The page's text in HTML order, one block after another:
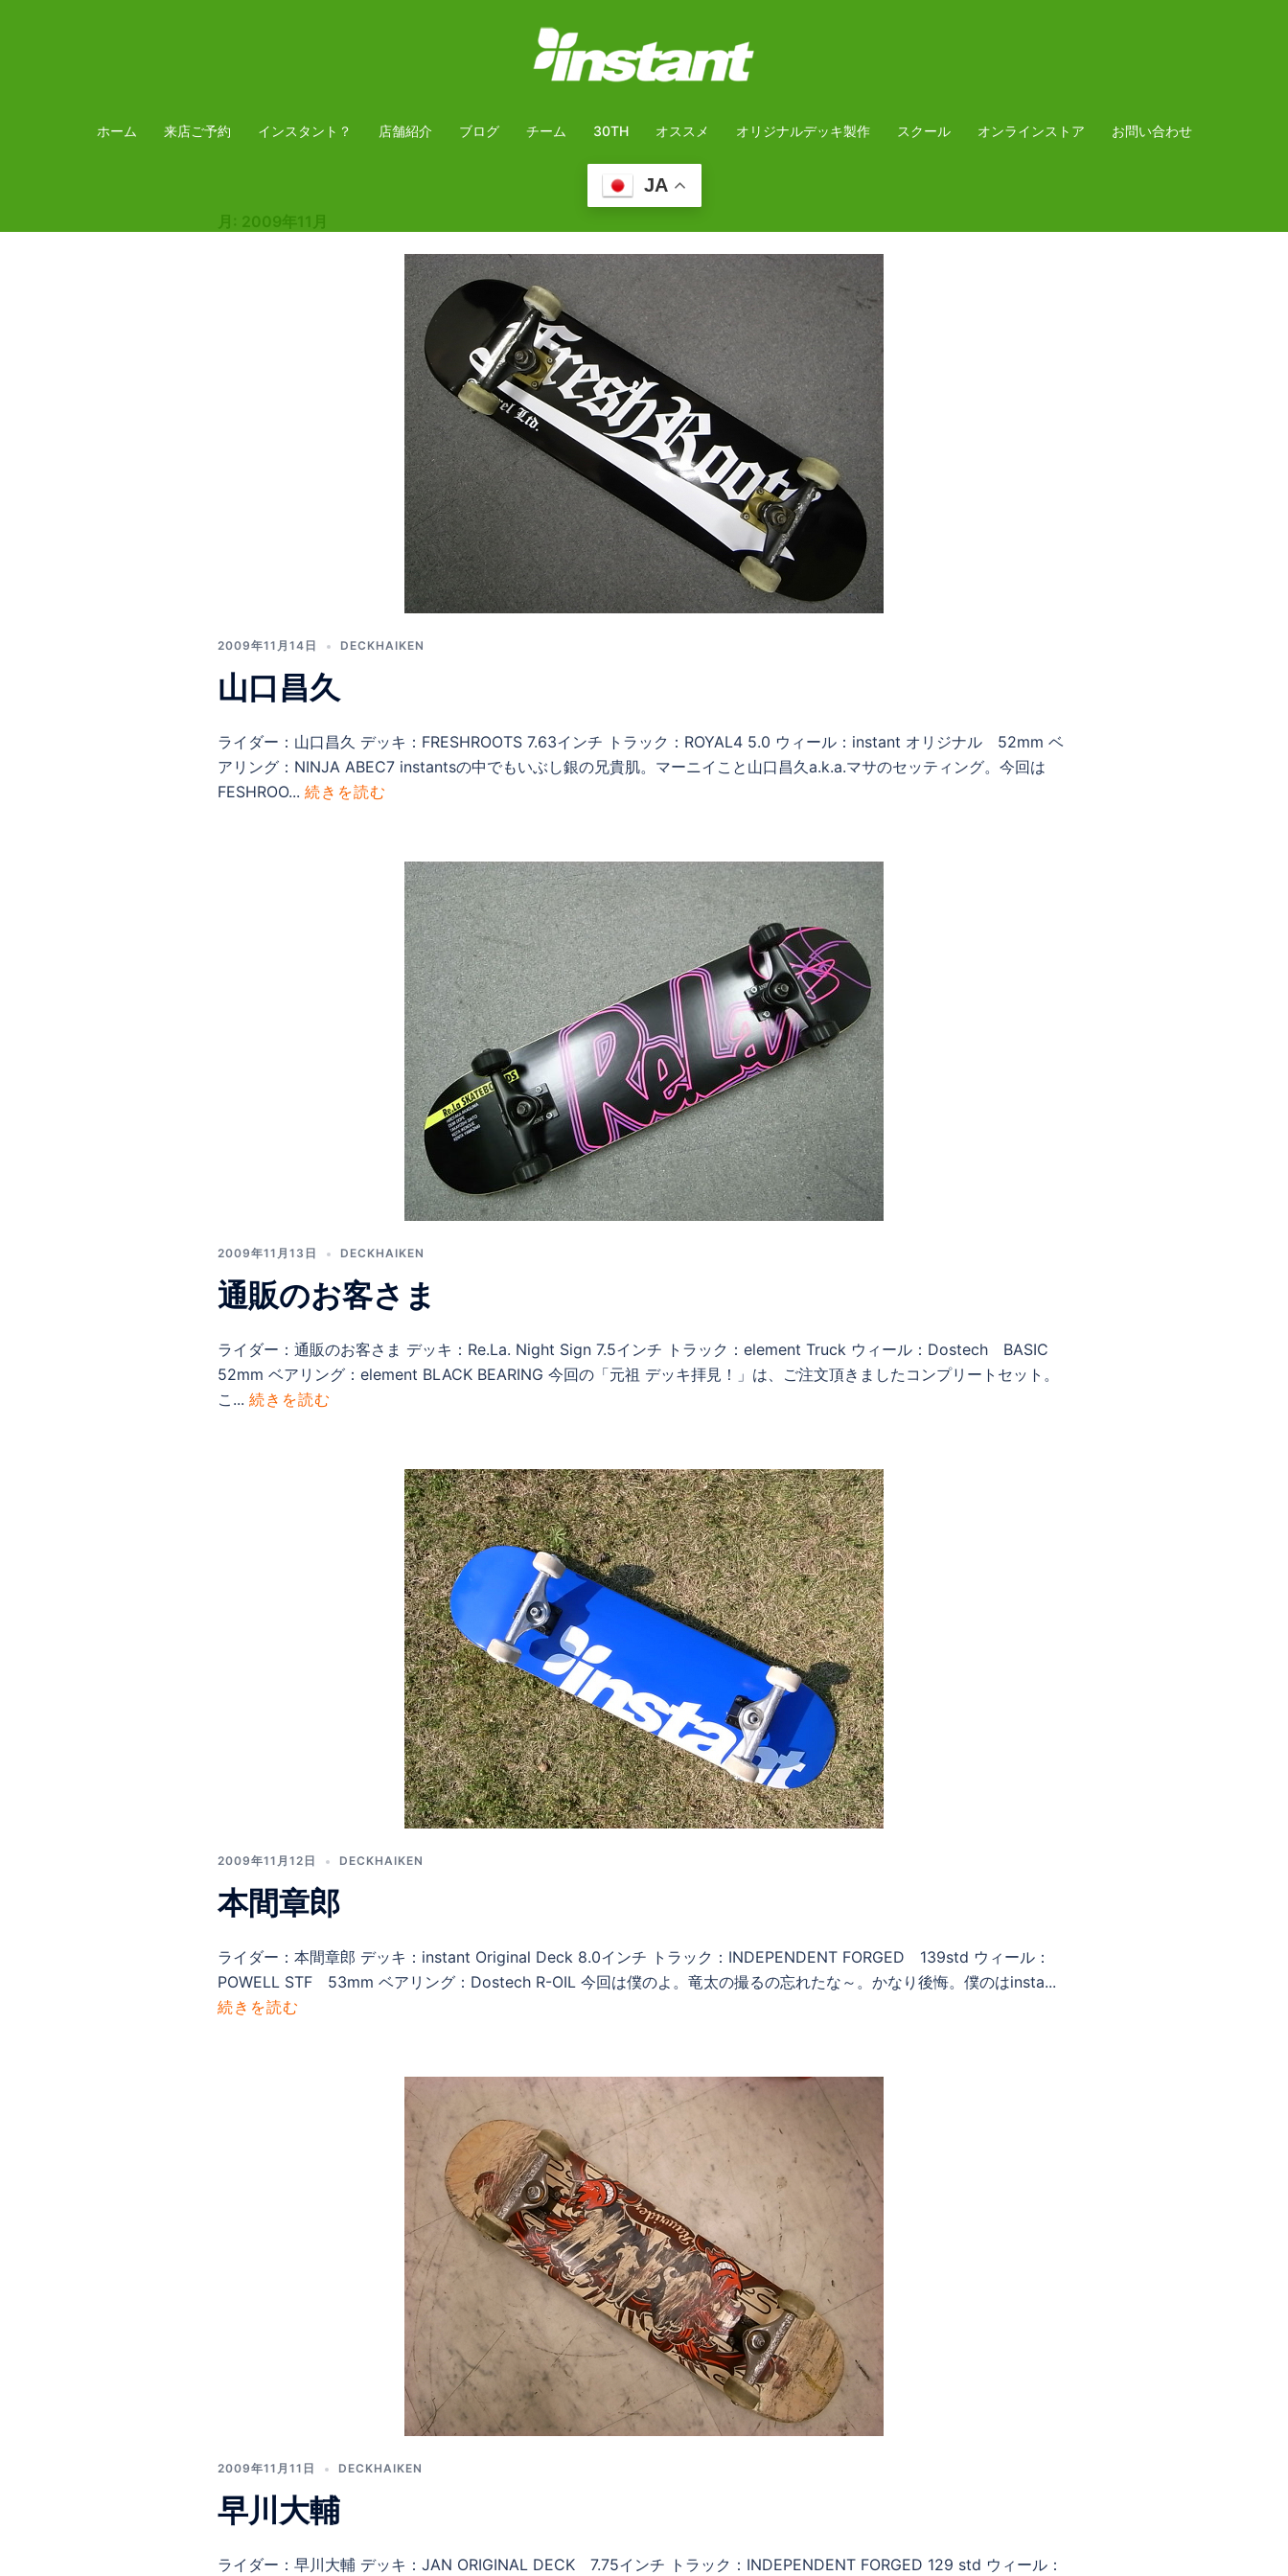
ホーム 来店ご予約 インスタント？ 店舗紹介 ブログ チーム 30TH オススメ オリジナルデッキ製作 スクール オンラインストア お問い合わせ
JA
月: 2009年11月
2009年11月14日 DECKHAIKEN
山口昌久
ライダー：山口昌久 デッキ：FRESHROOTS 7.63インチ トラック：ROYAL4 5.0 ウィール：instant オリジナル 52mm ベ
アリング：NINJA ABEC7 instantsの中でもいぶし銀の兄貴肌。マーニイこと山口昌久a.k.a.マサのセッティング。今回は
FESHROO... 続きを読む
2009年11月13日 DECKHAIKEN
通販のお客さま
ライダー：通販のお客さま デッキ：Re.La. Night Sign 7.5インチ トラック：element Truck ウィール：Dostech BASIC
52mm ベアリング：element BLACK BEARING 今回の「元祖 デッキ拝見！」は、ご注文頂きましたコンプリートセット。
こ... 続きを読む
2009年11月12日 DECKHAIKEN
本間章郎
ライダー：本間章郎 デッキ：instant Original Deck 8.0インチ トラック：INDEPENDENT FORGED 139std ウィール：
POWELL STF 53mm ベアリング：Dostech R-OIL 今回は僕のよ。竜太の撮るの忘れたな～。かなり後悔。僕のはinsta...
続きを読む
2009年11月11日 DECKHAIKEN
早川大輔
ライダー：早川大輔 デッキ：JAN ORIGINAL DECK 7.75インチ トラック：INDEPENDENT FORGED 129 std ウィール：